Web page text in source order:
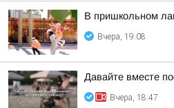
В пришкольном
Вчера, 19:08
Давайте вместе
Вчера, 18:47